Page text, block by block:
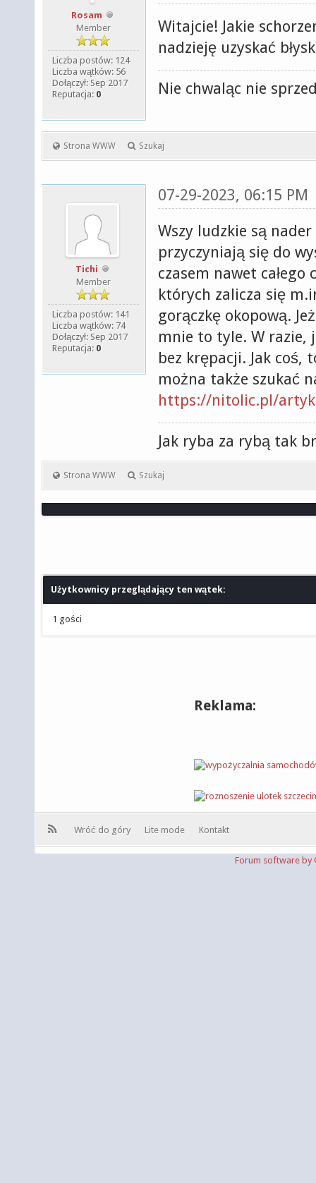
Rosam
Member
Liczba postów: 124
Liczba wątków: 56
Dołączył: Sep 2017
Reputacja: 0
Witajcie! Jakie
nadzieję uzyskać
Nie chwaląc nie
Strona WWW Szukaj
Tichi
Member
Liczba postów: 141
Liczba wątków: 74
Dołączył: Sep 2017
Reputacja: 0
07-29-2023, 06:15 PM
Wszy ludzkie są
przyczyniają się do
czasem nawet
których zalicza się
gorączkę okopową.
mnie to tyle. W razie,
bez krępacji. Jak
można także szukać
https://nitolic.pl/
Jak ryba za rybą tak
Strona WWW Szukaj
Użytkownicy przeglądający ten wątek:
1 gości
Reklama:
Wróć do góry Lite mode Kontakt
Forum software